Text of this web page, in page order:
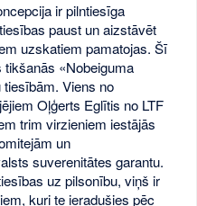
ir pilntiesīga
paust un aizstāvēt
uzskatiem pamatojas. Šī
«Nobeiguma
Viens no
Oļģerts Eglītis no LTF
trim virzieniem iestājās
un
suverenitātes garantu.
uz pilsonību, viņš ir
kuri te ieradušies pēc